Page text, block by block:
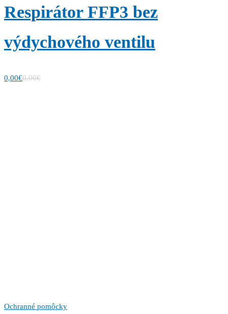
Respirátor FFP3 bez
výdychového ventilu
0,00€0,00€
Ochranné pomôcky